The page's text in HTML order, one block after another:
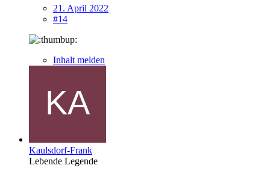
21. April 2022
#14
Inhalt melden
Kaulsdorf-Frank
Lebende Legende